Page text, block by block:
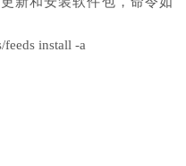
feeds install -a